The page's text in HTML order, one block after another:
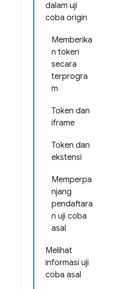
dalam uji
coba origin
Memberika
n token
secara
terprogra
m
Token dan
iframe
Token dan
ekstensi
Memperpa
njang
pendaftara
n uji coba
asal
Melihat
informasi uji
coba asal